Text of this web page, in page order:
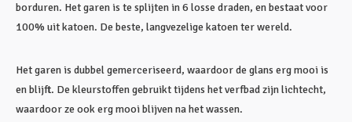
borduren. Het garen is te splijten in 6 losse draden, en bestaat voor
100% uit katoen. De beste, langvezelige katoen ter wereld.
Het garen is dubbel gemerceriseerd, waardoor de glans erg mooi is
en blijft. De kleurstoffen gebruikt tijdens het verfbad zijn lichtecht,
waardoor ze ook erg mooi blijven na het wassen.